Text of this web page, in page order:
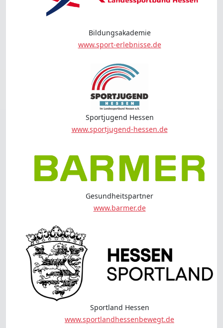
Bildungsakademie
www.sport-erlebnisse.de
Sportjugend Hessen
www.sportjugend-hessen.de
Gesundheitspartner
www.barmer.de
Sportland Hessen
www.sportlandhessenbewegt.de